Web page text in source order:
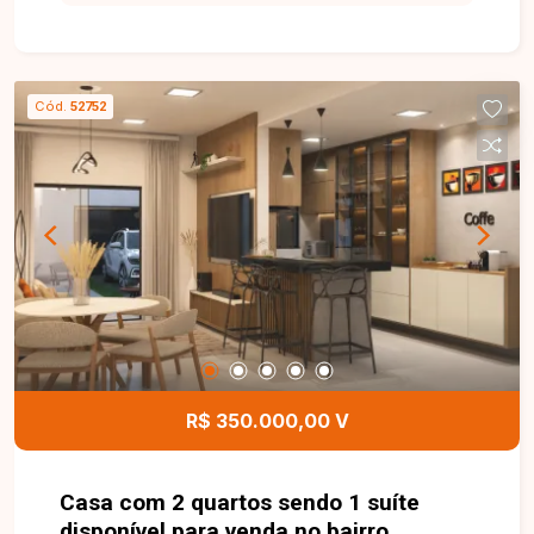
metros de frente por 30 metros de profundidade.
Sua localização estratégica e topografia
favorecem a construção de projetos residenciais
ou comerciais, sendo uma excelente
oportunidade para quem deseja investir ou
construir em uma região privilegiada. Esta é uma
excelente oportunidade para adquirir um terreno
bem localizado no bairro Santa Mônica. Agende
uma visita e venha conhecer todos os detalhes
deste imóvel.
Cód. 52752
R$ 350.000,00 V
Casa com 2 quartos sendo 1 suíte